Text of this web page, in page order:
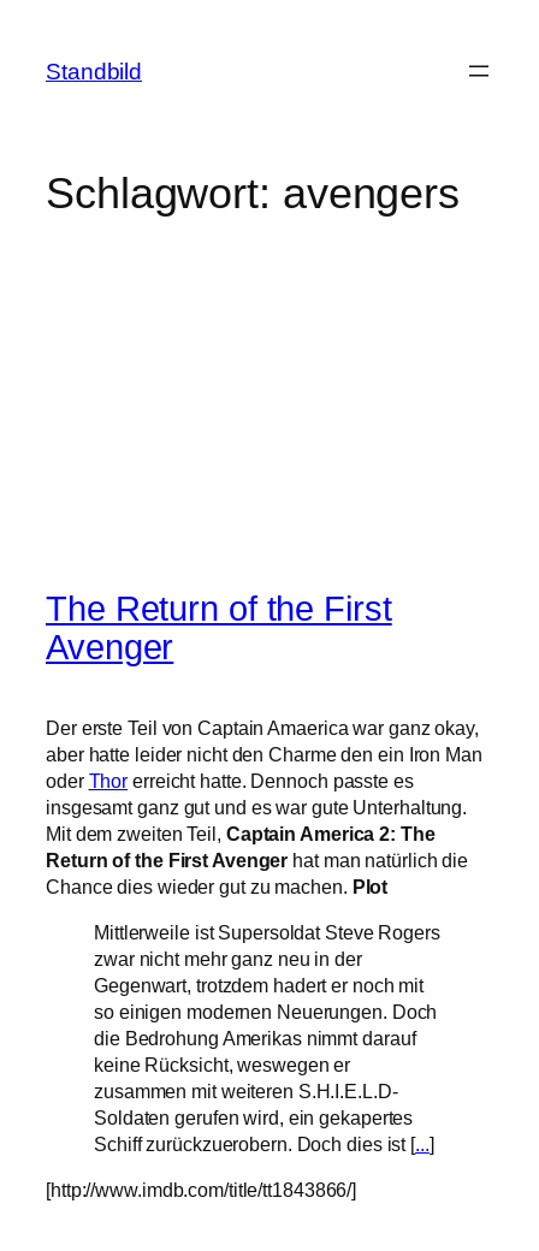
springen
Standbild
Schlagwort: avengers
The Return of the First
Avenger
Der erste Teil von Captain Amaerica war ganz okay,
aber hatte leider nicht den Charme den ein Iron Man
oder Thor erreicht hatte. Dennoch passte es
insgesamt ganz gut und es war gute Unterhaltung.
Mit dem zweiten Teil, Captain America 2: The
Return of the First Avenger hat man natürlich die
Chance dies wieder gut zu machen. Plot
Mittlerweile ist Supersoldat Steve Rogers
zwar nicht mehr ganz neu in der
Gegenwart, trotzdem hadert er noch mit
so einigen modernen Neuerungen. Doch
die Bedrohung Amerikas nimmt darauf
keine Rücksicht, weswegen er
zusammen mit weiteren S.H.I.E.L.D-
Soldaten gerufen wird, ein gekapertes
Schiff zurückzuerobern. Doch dies ist [...]
[http://www.imdb.com/title/tt1843866/]